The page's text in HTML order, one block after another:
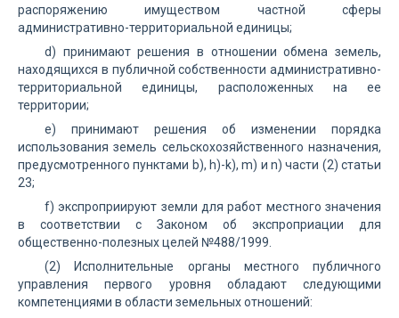
распоряжению имуществом частной сферы
административно-территориальной единицы;
d) принимают решения в отношении обмена земель,
находящихся в публичной собственности административно-
территориальной единицы, расположенных на ее
территории;
е) принимают решения об изменении порядка
использования земель сельскохозяйственного назначения,
предусмотренного пунктами b), h)-k), m) и n) части (2) статьи
23;
f) экспроприируют земли для работ местного значения
в соответствии с Законом об экспроприации для
общественно-полезных целей №488/1999.
(2) Исполнительные органы местного публичного
управления первого уровня обладают следующими
компетенциями в области земельных отношений: